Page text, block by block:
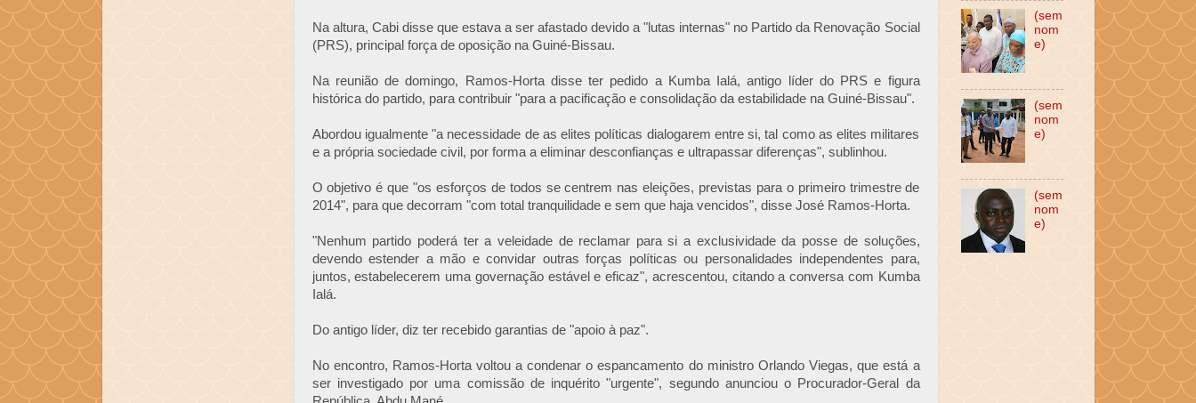
Na altura, Cabi disse que estava a ser afastado devido a "lutas internas" no Partido da Renovação Social
(PRS), principal força de oposição na Guiné-Bissau.
Na reunião de domingo, Ramos-Horta disse ter pedido a Kumba Ialá, antigo líder do PRS e figura
histórica do partido, para contribuir "para a pacificação e consolidação da estabilidade na Guiné-Bissau".
Abordou igualmente "a necessidade de as elites políticas dialogarem entre si, tal como as elites militares
e a própria sociedade civil, por forma a eliminar desconfianças e ultrapassar diferenças", sublinhou.
O objetivo é que "os esforços de todos se centrem nas eleições, previstas para o primeiro trimestre de
2014", para que decorram "com total tranquilidade e sem que haja vencidos", disse José Ramos-Horta.
"Nenhum partido poderá ter a veleidade de reclamar para si a exclusividade da posse de soluções,
devendo estender a mão e convidar outras forças políticas ou personalidades independentes para,
juntos, estabelecerem uma governação estável e eficaz", acrescentou, citando a conversa com Kumba
Ialá.
Do antigo líder, diz ter recebido garantias de "apoio à paz".
No encontro, Ramos-Horta voltou a condenar o espancamento do ministro Orlando Viegas, que está a
ser investigado por uma comissão de inquérito "urgente", segundo anunciou o Procurador-Geral da
(sem
nom
e)
(sem
nom
e)
(sem
nom
e)